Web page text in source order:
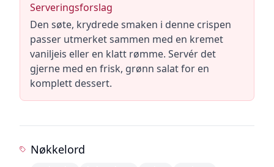
Serveringsforslag
Den søte, krydrede smaken i denne crispen
passer utmerket sammen med en kremet
vaniljeis eller en klatt rømme. Servér det
gjerne med en frisk, grønn salat for en
komplett dessert.
Nøkkelord